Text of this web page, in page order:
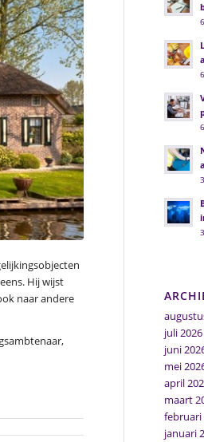
Hij wijst
naar andere
juli 2026
juni
mei
april
maart
februari
januari